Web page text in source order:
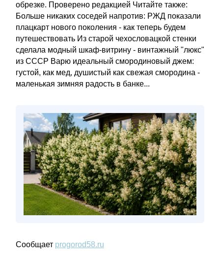
обрезке. Проверено редакцией Читайте также:
Больше никаких соседей напротив: РЖД показали
плацкарт нового поколения - как теперь будем
путешествовать Из старой чехословацкой стенки
сделала модный шкаф-витрину - винтажный "люкс"
из СССР Варю идеальный смородиновый джем:
густой, как мед, душистый как свежая смородина -
маленькая зимняя радость в банке...
Сообщает progorod58.ru